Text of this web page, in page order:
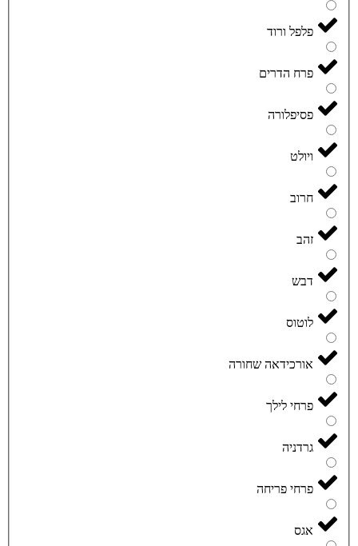
פלפל ורוד
פרח הדרים
פסיפלורה
ויולט
חרוב
זהב
דבש
לוטוס
אורכידאה שחורה
פרחי לילך
גרדניה
פרחי פריחה
אגס